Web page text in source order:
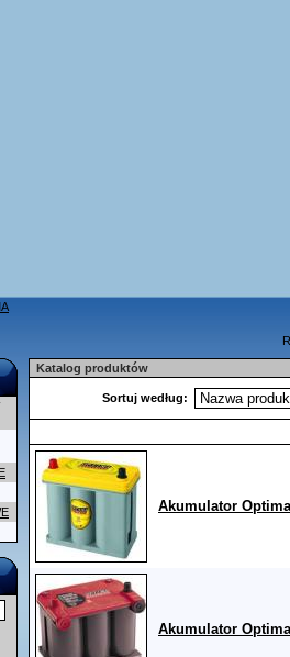
Katalog produktów
Sortuj według:
Akumulator
Akumulator